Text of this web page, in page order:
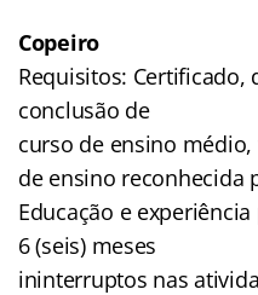
Copeiro
Requisitos:
conclusão de
curso de ensino
de ensino reconhecida
Educação e
6 (seis) meses
ininterruptos nas